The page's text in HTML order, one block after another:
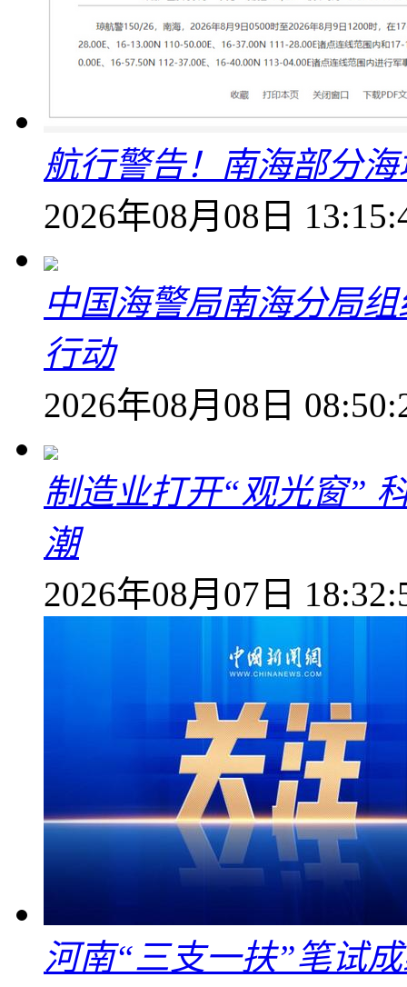
航行警告！南海部分
2026年08月08日
中国海警局南海分局
行动
2026年08月08日
制造业打开“观光窗”
潮
2026年08月07日
河南“三支一扶”笔试